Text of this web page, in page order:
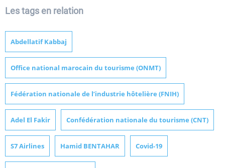
Les tags en relation
Abdellatif Kabbaj
Office national marocain du tourisme (ONMT)
Fédération nationale de l’industrie hôtelière (FNIH)
Adel El Fakir Confédération nationale du tourisme (CNT)
S7 Airlines Hamid BENTAHAR Covid-19